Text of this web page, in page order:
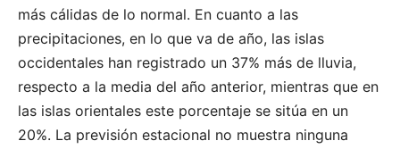
00:00
más cálidas de lo normal. En cuanto a las
precipitaciones, en lo que va de año, las islas
occidentales han registrado un 37% más de lluvia,
respecto a la media del año anterior, mientras que en
las islas orientales este porcentaje se sitúa en un
20%. La previsión estacional no muestra ninguna